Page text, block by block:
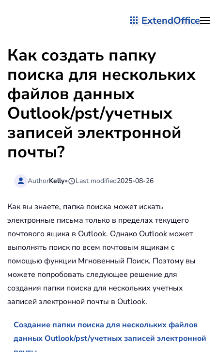
ExtendOffice
Как создать папку
поиска для нескольких
файлов данных
Outlook/pst/учетных
записей электронной
почты?
AuthorKelly• Last modified2025-08-26
Как вы знаете, папка поиска может искать
электронные письма только в пределах текущего
почтового ящика в Outlook. Однако Outlook может
выполнять поиск по всем почтовым ящикам с
помощью функции Мгновенный Поиск. Поэтому вы
можете попробовать следующее решение для
создания папки поиска для нескольких учетных
записей электронной почты в Outlook.
Создание папки поиска для нескольких файлов
данных Outlook/pst/учетных записей электронной